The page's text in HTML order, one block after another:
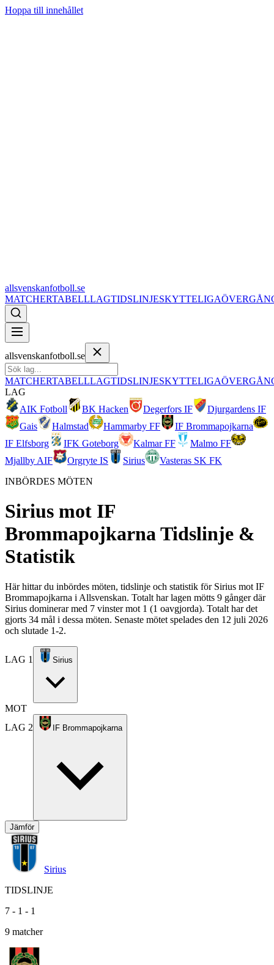
Hoppa till innehållet
allsvenskanfotboll.se
MATCHERTABELLLAGTIDSLINJESKYTTELIGA
allsvenskanfotboll.se
MATCHERTABELLLAGTIDSLINJESKYTTELIGA
LAG
AIK Fotboll
BK Hacken Degerfors IF
Djurgardens IF
Gais
Halmstad Hammarby FF
IF Brommapojkarna
IF Elfsborg
IFK Goteborg Kalmar FF
Malmo FF
Mjallby AIF
Orgryte IS Sirius
Vasteras SK FK
INBÖRDES MÖTEN
Sirius mot IF
BrommapojkarnaTidslinje &
Statistik
Här hittar du inbördes möten, tidslinje och statistik för Sirius mot IF
Brommapojkarna i Allsvenskan. Totalt har lagen mötts 9 gånger där
Sirius dominerar med 7 vinster mot 1 (1 oavgjorda). Totalt har det
gjorts 34 mål i dessa möten. Senaste mötet spelades den 12 juli 2026
och slutade 1-2.
LAG 1 Sirius
MOT
LAG 2
IF Brommapojkarna
Jämför
Sirius
TIDSLINJE
7 - 1 - 1
9 matcher